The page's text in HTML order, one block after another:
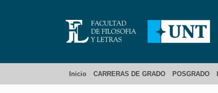
Inicio CARRERAS DE GRADO POSGRADO